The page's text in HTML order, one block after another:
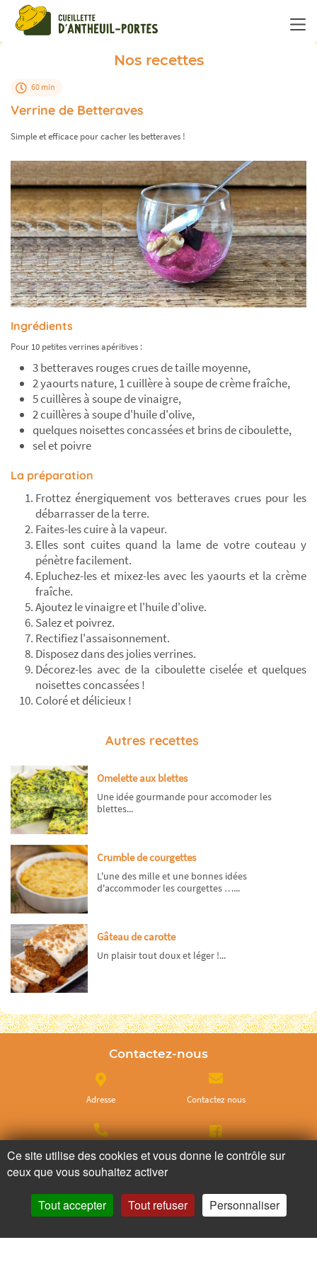
Nos recettes
60 min
Verrine de Betteraves
Simple et efficace pour cacher les betteraves !
Ingrédients
Pour 10 petites verrines apéritives :
3 betteraves rouges crues de taille moyenne,
2 yaourts nature, 1 cuillère à soupe de crème fraîche,
5 cuillères à soupe de vinaigre,
2 cuillères à soupe d'huile d'olive,
quelques noisettes concassées et brins de ciboulette,
sel et poivre
La préparation
Frottez énergiquement vos betteraves crues pour les
débarrasser de la terre.
Faites-les cuire à la vapeur.
Elles sont cuites quand la lame de votre couteau y
pénètre facilement.
Epluchez-les et mixez-les avec les yaourts et la crème
fraîche.
Ajoutez le vinaigre et l'huile d'olive.
Salez et poivrez.
Rectifiez l'assaisonnement.
Disposez dans des jolies verrines.
Décorez-les avec de la ciboulette ciselée et quelques
noisettes concassées !
Coloré et délicieux !
Autres recettes
Omelette aux blettes
Une idée gourmande pour accomoder les
blettes...
Crumble de courgettes
L'une des mille et une bonnes idées
d'accommoder les courgettes …...
Gâteau de carotte
Un plaisir tout doux et léger !...
Contactez-nous
Adresse Contactez nous
Appelez nous Facebook
Instagram
Panneau de gestion des cookies
Ce site utilise des cookies et vous donne le contrôle sur
ceux que vous souhaitez activer
Tout accepter Tout refuser Personnaliser